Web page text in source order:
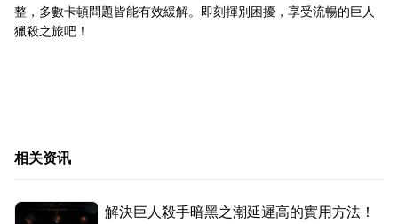
整，多數卡頓問題皆能有效緩解。即刻揮別困擾，享受流暢的巨人
獵殺之旅吧！
相关资讯
解決巨人殺手暗黑之潮延遲高的實用方法！